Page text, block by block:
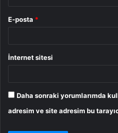
E-posta *
İnternet sitesi
Daha sonraki yorumlarımda
adresim ve site adresim bu